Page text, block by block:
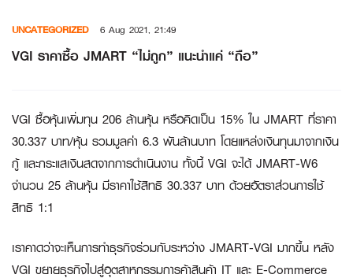
content
UNCATEGORIZED 6 Aug 2021, 21:49
VGI ราคาซื้อ JMART “ไม่ถูก” แนะนำแค่ “ถือ”
VGI ซื้อหุ้นเพิ่มทุน 206 ล้านหุ้น หรือคิดเป็น 15% ใน JMART ที่ราคา
30.337 บาท/หุ้น รวมมูลค่า 6.3 พันล้านบาท โดยแหล่งเงินทุนมาจากเงิน
กู้ และกระแสเงินสดจากการดำเนินงาน ทั้งนี้ VGI จะได้ JMART-W6
จำนวน 25 ล้านหุ้น มีราคาใช้สิทธิ 30.337 บาท ด้วยอัตราส่วนการใช้
สิทธิ 1:1
เราคาดว่าจะเห็นการทำธุรกิจร่วมกับระหว่าง JMART-VGI มากขึ้น หลัง
VGI ขยายธุรกิจไปสู่อุตสาหกรรมการค้าสินค้า IT และ E-Commerce